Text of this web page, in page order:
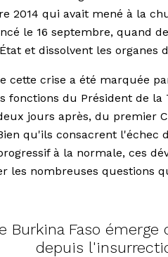
2014 qui avait mené à la
le 16 septembre, quand
et dissolvent les organes
cette crise a été marquée
fonctions du Président de
jours après, du premier
qu'ils consacrent l'échec
à la normale, ces
les nombreuses questions
Burkina Faso
depuis